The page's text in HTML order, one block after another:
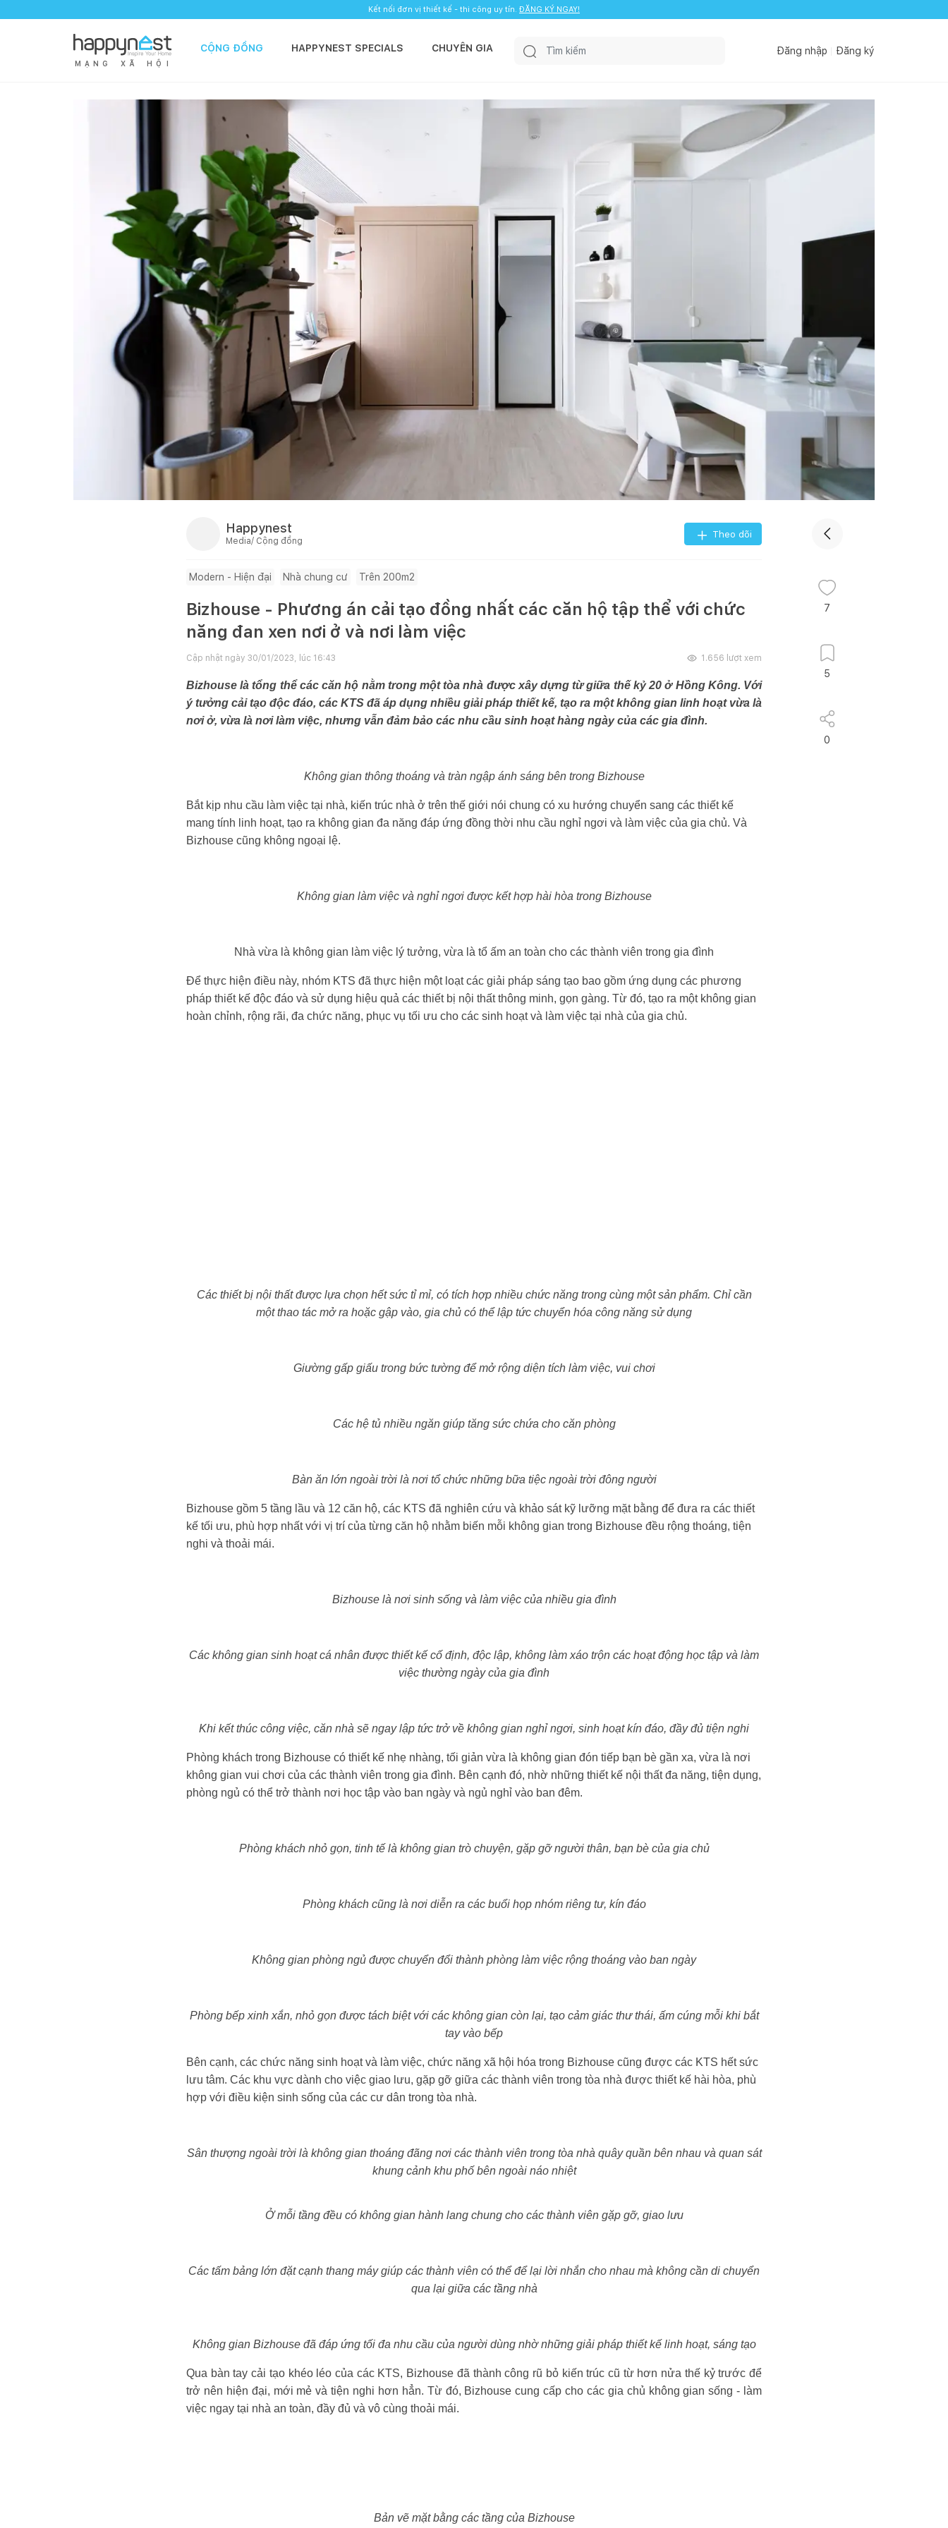
Kết nối đơn vị thiết kế - thi công uy tín. ĐĂNG KÝ NGAY!
M Ạ N G X Ã H Ộ I
CỘNG ĐỒNG HAPPYNEST SPECIALS CHUYÊN GIA Đăng nhập Đăng ký
Happynest
Media/ Cộng đồng
Theo dõi
Modern - Hiện đại Nhà chung cư Trên 200m2
Bizhouse - Phương án cải tạo đồng nhất các căn hộ tập thể với chức
năng đan xen nơi ở và nơi làm việc
Cập nhật ngày 30/01/2023, lúc 16:43 1.656 lượt xem
Bizhouse là tổng thể các căn hộ nằm trong một tòa nhà được xây dựng từ giữa thế kỷ 20 ở Hồng Kông. Với
ý tưởng cải tạo độc đáo, các KTS đã áp dụng nhiều giải pháp thiết kế, tạo ra một không gian linh hoạt vừa là
nơi ở, vừa là nơi làm việc, nhưng vẫn đảm bảo các nhu cầu sinh hoạt hàng ngày của các gia đình.
Không gian thông thoáng và tràn ngập ánh sáng bên trong Bizhouse
Bắt kịp nhu cầu làm việc tại nhà, kiến trúc nhà ở trên thế giới nói chung có xu hướng chuyển sang các thiết kế
mang tính linh hoạt, tạo ra không gian đa năng đáp ứng đồng thời nhu cầu nghỉ ngơi và làm việc của gia chủ. Và
Bizhouse cũng không ngoại lệ.
Không gian làm việc và nghỉ ngơi được kết hợp hài hòa trong Bizhouse
Nhà vừa là không gian làm việc lý tưởng, vừa là tổ ấm an toàn cho các thành viên trong gia đình
Để thực hiện điều này, nhóm KTS đã thực hiện một loạt các giải pháp sáng tạo bao gồm ứng dụng các phương
pháp thiết kế độc đáo và sử dụng hiệu quả các thiết bị nội thất thông minh, gọn gàng. Từ đó, tạo ra một không gian
hoàn chỉnh, rộng rãi, đa chức năng, phục vụ tối ưu cho các sinh hoạt và làm việc tại nhà của gia chủ.
Các thiết bị nội thất được lựa chọn hết sức tỉ mỉ, có tích hợp nhiều chức năng trong cùng một sản phẩm. Chỉ cần
một thao tác mở ra hoặc gập vào, gia chủ có thể lập tức chuyển hóa công năng sử dụng
Giường gấp giấu trong bức tường để mở rộng diện tích làm việc, vui chơi
Các hệ tủ nhiều ngăn giúp tăng sức chứa cho căn phòng
Bàn ăn lớn ngoài trời là nơi tổ chức những bữa tiệc ngoài trời đông người
Bizhouse gồm 5 tầng lầu và 12 căn hộ, các KTS đã nghiên cứu và khảo sát kỹ lưỡng mặt bằng để đưa ra các thiết
kế tối ưu, phù hợp nhất với vị trí của từng căn hộ nhằm biến mỗi không gian trong Bizhouse đều rộng thoáng, tiện
nghi và thoải mái.
Bizhouse là nơi sinh sống và làm việc của nhiều gia đình
Các không gian sinh hoạt cá nhân được thiết kế cố định, độc lập, không làm xáo trộn các hoạt động học tập và làm
việc thường ngày của gia đình
Khi kết thúc công việc, căn nhà sẽ ngay lập tức trở về không gian nghỉ ngơi, sinh hoạt kín đáo, đầy đủ tiện nghi
Phòng khách trong Bizhouse có thiết kế nhẹ nhàng, tối giản vừa là không gian đón tiếp bạn bè gần xa, vừa là nơi
không gian vui chơi của các thành viên trong gia đình. Bên cạnh đó, nhờ những thiết kế nội thất đa năng, tiện dụng,
phòng ngủ có thể trở thành nơi học tập vào ban ngày và ngủ nghỉ vào ban đêm.
Phòng khách nhỏ gọn, tinh tế là không gian trò chuyện, gặp gỡ người thân, bạn bè của gia chủ
Phòng khách cũng là nơi diễn ra các buổi họp nhóm riêng tư, kín đáo
Không gian phòng ngủ được chuyển đổi thành phòng làm việc rộng thoáng vào ban ngày
Phòng bếp xinh xắn, nhỏ gọn được tách biệt với các không gian còn lại, tạo cảm giác thư thái, ấm cúng mỗi khi bắt
tay vào bếp
Bên cạnh, các chức năng sinh hoạt và làm việc, chức năng xã hội hóa trong Bizhouse cũng được các KTS hết sức
lưu tâm. Các khu vực dành cho việc giao lưu, gặp gỡ giữa các thành viên trong tòa nhà được thiết kế hài hòa, phù
hợp với điều kiện sinh sống của các cư dân trong tòa nhà.
Sân thượng ngoài trời là không gian thoáng đãng nơi các thành viên trong tòa nhà quây quần bên nhau và quan sát
khung cảnh khu phố bên ngoài náo nhiệt
Ở mỗi tầng đều có không gian hành lang chung cho các thành viên gặp gỡ, giao lưu
Các tấm bảng lớn đặt cạnh thang máy giúp các thành viên có thể để lại lời nhắn cho nhau mà không cần di chuyển
qua lại giữa các tầng nhà
Không gian Bizhouse đã đáp ứng tối đa nhu cầu của người dùng nhờ những giải pháp thiết kế linh hoạt, sáng tạo
Qua bàn tay cải tạo khéo léo của các KTS, Bizhouse đã thành công rũ bỏ kiến trúc cũ từ hơn nửa thế kỷ trước để
trở nên hiện đại, mới mẻ và tiện nghi hơn hẳn. Từ đó, Bizhouse cung cấp cho các gia chủ không gian sống - làm
việc ngay tại nhà an toàn, đầy đủ và vô cùng thoải mái.
Bản vẽ mặt bằng các tầng của Bizhouse
7
5
0